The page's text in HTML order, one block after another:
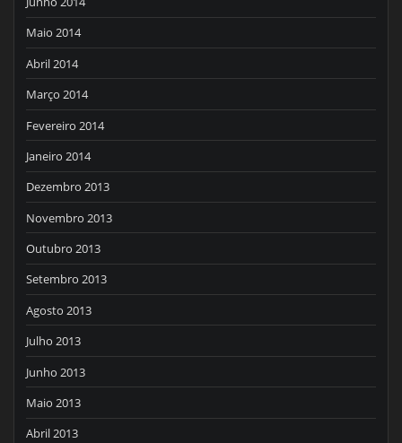
Maio 2014
Abril 2014
Março 2014
Fevereiro 2014
Janeiro 2014
Dezembro 2013
Novembro 2013
Outubro 2013
Setembro 2013
Agosto 2013
Julho 2013
Junho 2013
Maio 2013
Abril 2013